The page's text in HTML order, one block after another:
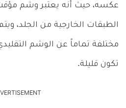
عكسه، حيث أنه يعتبر وشم
الطبقات الخارجية من الجلد،
مختلفة تماماً عن الوشم
تكون قليلة.